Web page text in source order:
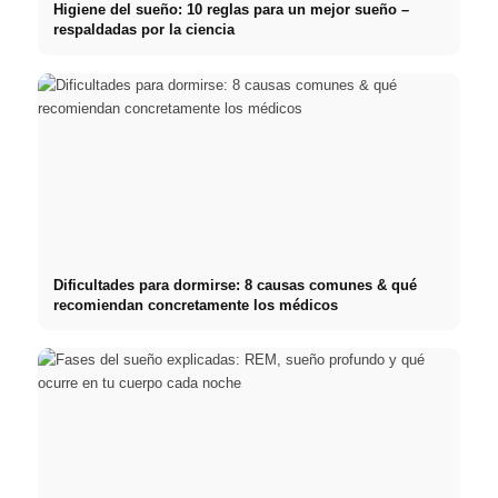
Higiene del sueño: 10 reglas para un mejor sueño –
respaldadas por la ciencia
Dificultades para dormirse: 8 causas comunes & qué
recomiendan concretamente los médicos